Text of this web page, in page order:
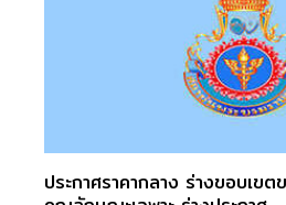
ประกาศราคากลาง ร่างขอบเขต